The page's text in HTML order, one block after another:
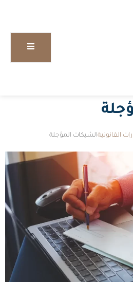
القانونيةالشيكات المؤجلة